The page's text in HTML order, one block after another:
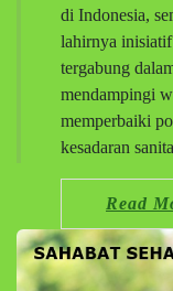
di Indonesia,
lahirnya
tergabung
mendampingi
memperbaiki
kesadaran
Read